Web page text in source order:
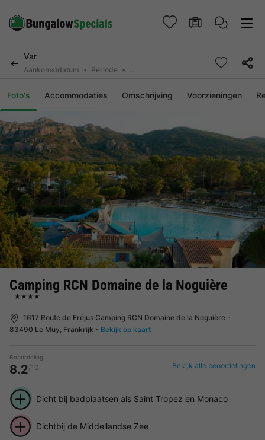
Var
Aankomstdatum Periode 2 personen, 0 huisdier
Foto's Accommodaties Omschrijving Voorzieningen
Camping RCN Domaine de la Noguière
★★★★
1617 Route de Fréjus Camping RCN Domaine de la Noguière -
83490 Le Muy, Frankrijk - Bekijk op kaart
Beoordeling
8.2/10 Bekijk alle beoordelingen
Dicht bij badplaatsen als Saint Tropez en Monaco
Dichtbij de Middellandse Zee